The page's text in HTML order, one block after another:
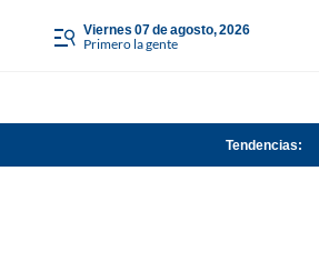
viernes 07 de agosto, 2026
Primero la gente
Tendencias: